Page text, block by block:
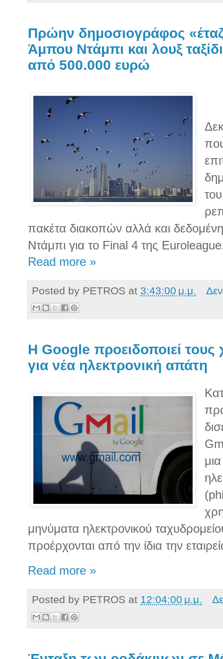
Πρώην δημοσιογράφος
Άμπου Ντάμπι και λουξ
από 500.000 ευρώ
πακέτα διακοπών αλλά και
Ντάμπι για το Final 4 της
Read more »
Posted by PETROS at 3:43:00 μ.μ.
Η Google προειδοποιεί
για νέα ηλεκτρονική απάτη
μηνύματα ηλεκτρονικού
προέρχονται από την ίδια την
Read more »
Posted by PETROS at 12:04:00 μ.μ.